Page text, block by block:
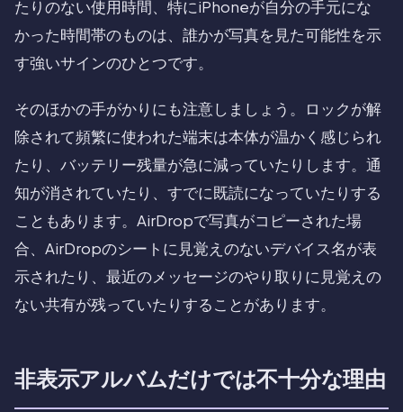
たりのない使用時間、特にiPhoneが自分の手元にな
かった時間帯のものは、誰かが写真を見た可能性を示
す強いサインのひとつです。
そのほかの手がかりにも注意しましょう。ロックが解
除されて頻繁に使われた端末は本体が温かく感じられ
たり、バッテリー残量が急に減っていたりします。通
知が消されていたり、すでに既読になっていたりする
こともあります。AirDropで写真がコピーされた場
合、AirDropのシートに見覚えのないデバイス名が表
示されたり、最近のメッセージのやり取りに見覚えの
ない共有が残っていたりすることがあります。
非表示アルバムだけでは不十分な理由